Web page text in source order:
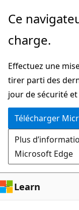
Passer
directement
au
principal
Ce
charge.
Effectuez une
tirer parti des
jour de sécurité
Télécharger
Plus
Microsoft Edge
Learn